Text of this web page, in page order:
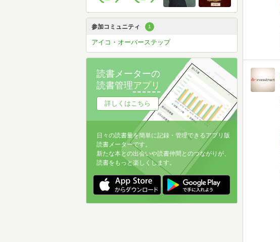
参加コミュニティ 1
アイコ・オーバーステップ
読書メーターの
読書管理アプリ
詳しくはこちら
日々の読書量を簡単に記録・管理できるアプリ版
読書メーターです。
新たな本との出会いや読書仲間とのつながりが、
読書をもっと楽しくします。